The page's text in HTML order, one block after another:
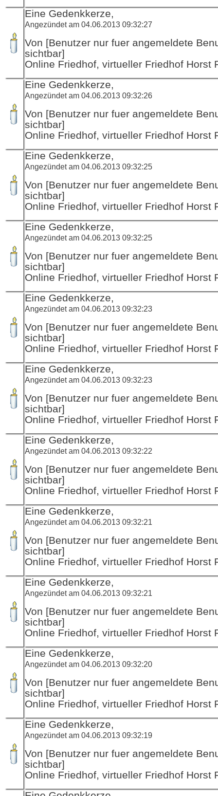
Eine Gedenkkerze,
Angezündet am 04.06.2013 09:32:27
Von [Benutzer nur fuer angemeldete
sichtbar]
Online Friedhof, virtueller Friedhof Horst
Eine Gedenkkerze,
Angezündet am 04.06.2013 09:32:26
Von [Benutzer nur fuer angemeldete
sichtbar]
Online Friedhof, virtueller Friedhof Horst
Eine Gedenkkerze,
Angezündet am 04.06.2013 09:32:25
Von [Benutzer nur fuer angemeldete
sichtbar]
Online Friedhof, virtueller Friedhof Horst
Eine Gedenkkerze,
Angezündet am 04.06.2013 09:32:25
Von [Benutzer nur fuer angemeldete
sichtbar]
Online Friedhof, virtueller Friedhof Horst
Eine Gedenkkerze,
Angezündet am 04.06.2013 09:32:23
Von [Benutzer nur fuer angemeldete
sichtbar]
Online Friedhof, virtueller Friedhof Horst
Eine Gedenkkerze,
Angezündet am 04.06.2013 09:32:23
Von [Benutzer nur fuer angemeldete
sichtbar]
Online Friedhof, virtueller Friedhof Horst
Eine Gedenkkerze,
Angezündet am 04.06.2013 09:32:22
Von [Benutzer nur fuer angemeldete
sichtbar]
Online Friedhof, virtueller Friedhof Horst
Eine Gedenkkerze,
Angezündet am 04.06.2013 09:32:21
Von [Benutzer nur fuer angemeldete
sichtbar]
Online Friedhof, virtueller Friedhof Horst
Eine Gedenkkerze,
Angezündet am 04.06.2013 09:32:21
Von [Benutzer nur fuer angemeldete
sichtbar]
Online Friedhof, virtueller Friedhof Horst
Eine Gedenkkerze,
Angezündet am 04.06.2013 09:32:20
Von [Benutzer nur fuer angemeldete
sichtbar]
Online Friedhof, virtueller Friedhof Horst
Eine Gedenkkerze,
Angezündet am 04.06.2013 09:32:19
Von [Benutzer nur fuer angemeldete
sichtbar]
Online Friedhof, virtueller Friedhof Horst